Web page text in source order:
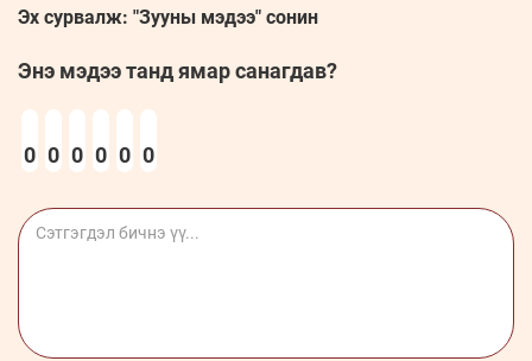
Эх сурвалж: "Зууны мэдээ" сонин
Энэ мэдээ танд ямар санагдав?
0 0 0 0 0 0